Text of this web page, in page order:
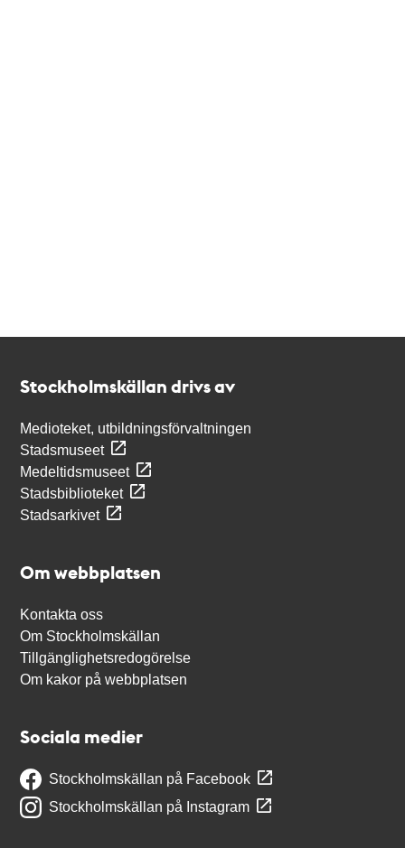
Stockholmskällan drivs av
Medioteket, utbildningsförvaltningen
Stadsmuseet
Medeltidsmuseet
Stadsbiblioteket
Stadsarkivet
Om webbplatsen
Kontakta oss
Om Stockholmskällan
Tillgänglighetsredogörelse
Om kakor på webbplatsen
Sociala medier
Stockholmskällan på Facebook
Stockholmskällan på Instagram